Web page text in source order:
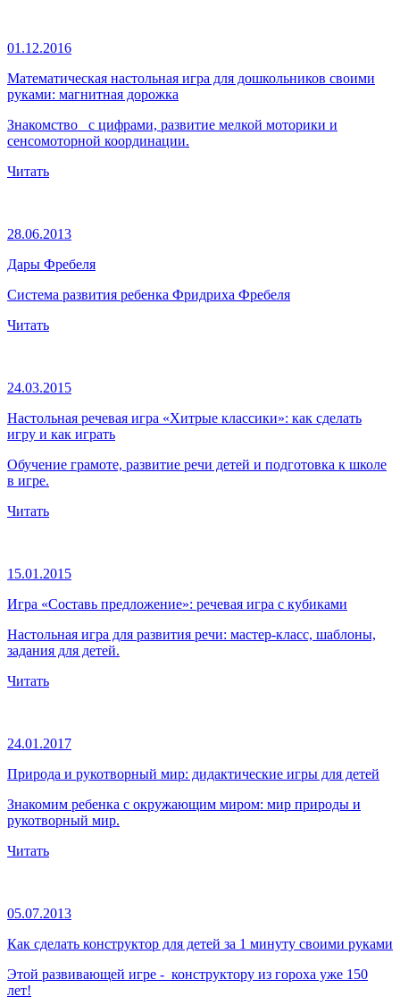
01.12.2016
Математическая настольная игра для дошкольников своими
руками: магнитная дорожка
Знакомство с цифрами, развитие мелкой моторики и
сенсомоторной координации.
Читать
28.06.2013
Дары Фребеля
Система развития ребенка Фридриха Фребеля
Читать
24.03.2015
Настольная речевая игра «Хитрые классики»: как сделать
игру и как играть
Обучение грамоте, развитие речи детей и подготовка к школе
в игре.
Читать
15.01.2015
Игра «Составь предложение»: речевая игра с кубиками
Настольная игра для развития речи: мастер-класс, шаблоны,
задания для детей.
Читать
24.01.2017
Природа и рукотворный мир: дидактические игры для детей
Знакомим ребенка с окружающим миром: мир природы и
рукотворный мир.
Читать
05.07.2013
Как сделать конструктор для детей за 1 минуту своими руками
Этой развивающей игре - конструктору из гороха уже 150
лет!